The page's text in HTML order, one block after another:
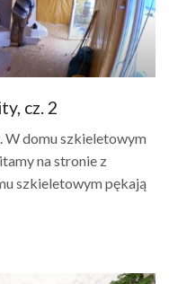
cz. 2
W domu szkieletowym
na stronie z
szkieletowym pękają